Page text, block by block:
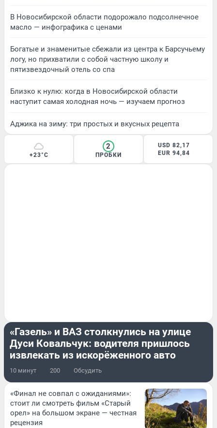
В Новосибирской области подорожало подсолнечное
масло — инфографика с ценами
Богатые и знаменитые сбежали из центра к Барсучьему
логу, но прихватили с собой частную школу и
пятизвездочный отель со спа
Близко к нулю: когда в Новосибирской области
наступит самая холодная ночь — изучаем прогноз
Аджика на зиму: три простых и вкусных рецепта
+23°C
2
ПРОБКИ
USD 82,17
EUR 94,84
«Газель» и ВАЗ столкнулись на улице
Дуси Ковальчук: водителя пришлось
извлекать из искорёженного авто
10 минут 200 Обсудить
«Финал не совпал с ожиданиями»:
стоит ли смотреть фильм «Старый
орел» на большом экране — честная
рецензия